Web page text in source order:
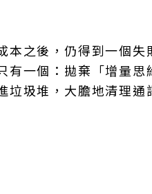
之後，仍得到一個失
有一個：拋棄「增量思
圾堆，大膽地清理通